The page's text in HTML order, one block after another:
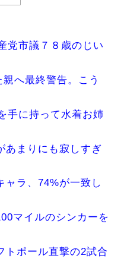
党市議７８歳のじい
へ最終警告。こう
手に持って水着お姉
あまりにも寂しすぎ
ャラ、74%が一致し
マイルのシンカーを
トポール直撃の2試合